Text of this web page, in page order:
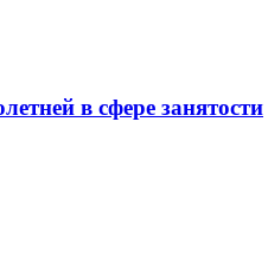
в сфере занятости